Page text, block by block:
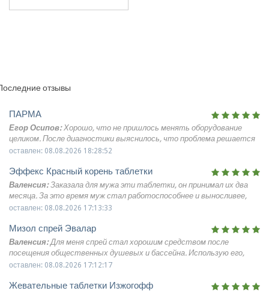
отзывы
ПАРМА
Егор Осипов:Хорошо, что не пришлось менять оборудование
целиком. После диагностики выяснилось, что проблема решается
ремонтом, необходимые работы выполнили на месте. Ворота
оставлен: 08.08.2026 18:28:52
Эффекс Красный корень таблетки
Валенсия:Заказала для мужа эти таблетки, он принимал их два
месяца. За это время муж стал работоспособнее и выносливее,
настроение у него тоже стало заметно лучше
оставлен: 08.08.2026 17:13:33
Мизол спрей Эвалар
Валенсия:Для меня спрей стал хорошим средством после
посещения общественных душевых и бассейна. Использую его,
чтобы снизить риск заражения грибком. Состояние кожи и ногтей
оставлен: 08.08.2026 17:12:17
Жевательные таблетки Изжогофф